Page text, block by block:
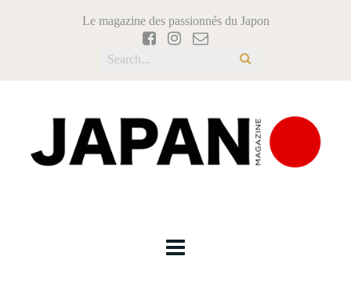
Le magazine des passionnés du Japon